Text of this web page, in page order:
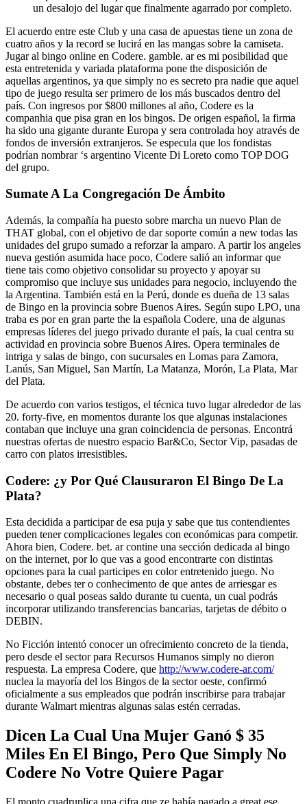
un desalojo del lugar que finalmente agarrado por completo.
El acuerdo entre este Club y una casa de apuestas tiene un zona de
cuatro años y la record se lucirá en las mangas sobre la camiseta.
Jugar al bingo online en Codere. gamble. ar es mi posibilidad que
esta entretenida y variada plataforma pone the disposición de
aquellas argentinos, ya que simply no es secreto pra nadie que aquel
tipo de juego resulta ser primero de los más buscados dentro del
país. Con ingresos por $800 millones al año, Codere es la
companhia que pisa gran en los bingos. De origen español, la firma
ha sido una gigante durante Europa y sera controlada hoy através de
fondos de inversión extranjeros. Se especula que los fondistas
podrían nombrar ‘s argentino Vicente Di Loreto como TOP DOG
del grupo.
Sumate A La Congregación De Ámbito
Además, la compañía ha puesto sobre marcha un nuevo Plan de
THAT global, con el objetivo de dar soporte común a new todas las
unidades del grupo sumado a reforzar la amparo. A partir los angeles
nueva gestión asumida hace poco, Codere salió an informar que
tiene tais como objetivo consolidar su proyecto y apoyar su
compromiso que incluye sus unidades para negocio, incluyendo the
la Argentina. También está en la Perú, donde es dueña de 13 salas
de Bingo en la provincia sobre Buenos Aires. Según supo LPO, una
traba es por en gran parte the la española Codere, una de algunas
empresas líderes del juego privado durante el país, la cual centra su
actividad en provincia sobre Buenos Aires. Opera terminales de
intriga y salas de bingo, con sucursales en Lomas para Zamora,
Lanús, San Miguel, San Martín, La Matanza, Morón, La Plata, Mar
del Plata.
De acuerdo con varios testigos, el técnica tuvo lugar alrededor de las
20. forty-five, en momentos durante los que algunas instalaciones
contaban que incluye una gran coincidencia de personas. Encontrá
nuestras ofertas de nuestro espacio Bar&Co, Sector Vip, pasadas de
carro con platos irresistibles.
Codere: ¿y Por Qué Clausuraron El Bingo De La
Plata?
Esta decidida a participar de esa puja y sabe que tus contendientes
pueden tener complicaciones legales con económicas para competir.
Ahora bien, Codere. bet. ar contine una sección dedicada al bingo
on the internet, por lo que vas a good encontrarte con distintas
opciones para la cual participes en color entretenido juego. No
obstante, debes ter o conhecimento de que antes de arriesgar es
necesario o qual poseas saldo durante tu cuenta, un cual podrás
incorporar utilizando transferencias bancarias, tarjetas de débito o
DEBIN.
No Ficción intentó conocer un ofrecimiento concreto de la tienda,
pero desde el sector para Recursos Humanos simply no dieron
respuesta. La empresa Codere, que http://www.codere-ar.com/
nuclea la mayoría del los Bingos de la sector oeste, confirmó
oficialmente a sus empleados que podrán inscribirse para trabajar
durante Walmart mientras algunas salas estén cerradas.
Dicen La Cual Una Mujer Ganó $ 35
Miles En El Bingo, Pero Que Simply No
Codere No Votre Quiere Pagar